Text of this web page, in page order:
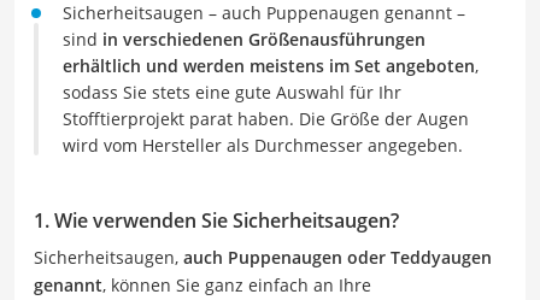
Sicherheitsaugen – auch Puppenaugen genannt –
sind in verschiedenen Größenausführungen
erhältlich und werden meistens im Set angeboten,
sodass Sie stets eine gute Auswahl für Ihr
Stofftierprojekt parat haben. Die Größe der Augen
wird vom Hersteller als Durchmesser angegeben.
1. Wie verwenden Sie Sicherheitsaugen?
Sicherheitsaugen, auch Puppenaugen oder Teddyaugen
genannt, können Sie ganz einfach an Ihre